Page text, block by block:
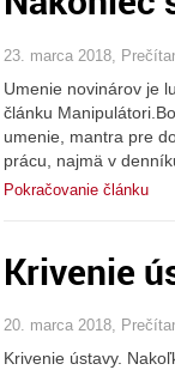
23. marca 2018,
Umenie novinárov je
článku
umenie, mantra pre
prácu, najmä v
Pokračovanie článku
Krivenie
20. marca 2018,
Krivenie ústavy.